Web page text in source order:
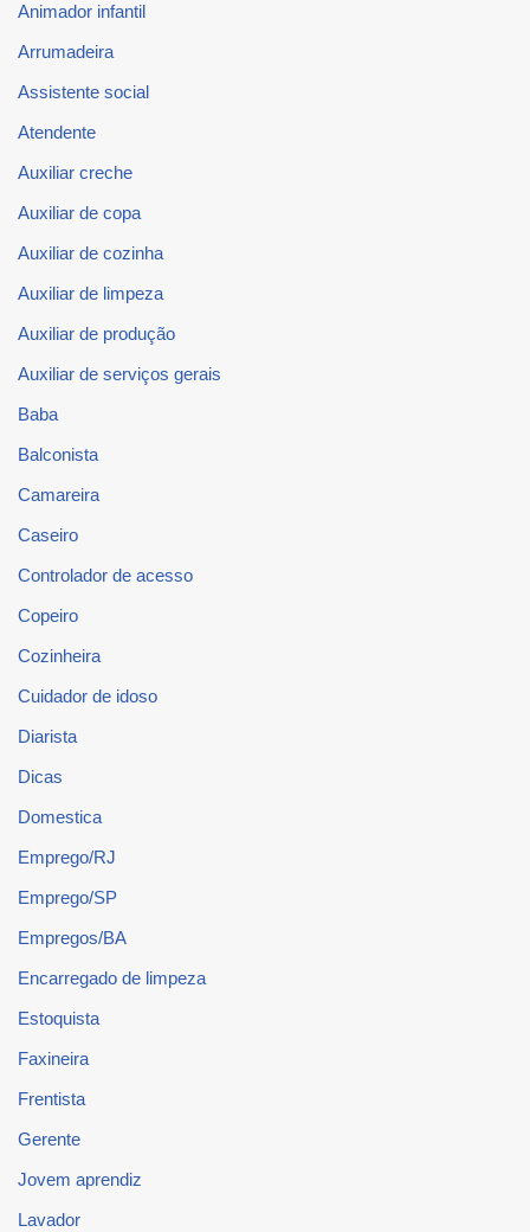
Animador infantil
Arrumadeira
Assistente social
Atendente
Auxiliar creche
Auxiliar de copa
Auxiliar de cozinha
Auxiliar de limpeza
Auxiliar de produção
Auxiliar de serviços gerais
Baba
Balconista
Camareira
Caseiro
Controlador de acesso
Copeiro
Cozinheira
Cuidador de idoso
Diarista
Dicas
Domestica
Emprego/RJ
Emprego/SP
Empregos/BA
Encarregado de limpeza
Estoquista
Faxineira
Frentista
Gerente
Jovem aprendiz
Lavador